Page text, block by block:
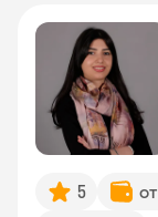
5